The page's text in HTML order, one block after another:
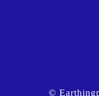
©